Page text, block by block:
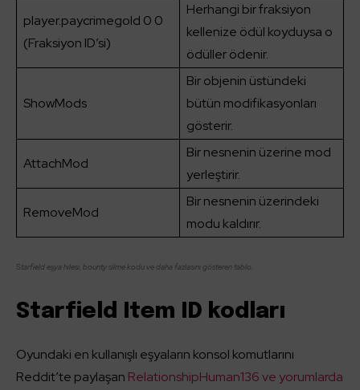
player.paycrimegold 0 0
(Fraksiyon ID’si)
Herhangi bir fraksiyon
kellenize ödül koyduysa o
ödüller ödenir.
ShowMods
Bir objenin üstündeki
bütün modifikasyonları
gösterir.
AttachMod
Bir nesnenin üzerine mod
yerleştirir.
RemoveMod
Bir nesnenin üzerindeki
modu kaldırır.
Starfield eşya hilesi, bounty silme kodu ve daha fazlasını gösteren tablo.
Starfield Item ID kodları
Oyundaki en kullanışlı eşyaların konsol komutlarını
Reddit’te paylaşan RelationshipHuman136 ve yorumlarda